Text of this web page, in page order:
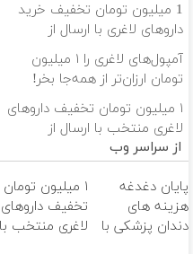
1 میلیون تومان تخفیف خرید
داروهای لاغری با ارسال از
داروخانه و پک یخ!
آمپول‌های لاغری را ۱ میلیون
تومان ارزان‌تر از همه‌جا بخر!
۱ میلیون تومان تخفیف داروهای
لاغری منتخب با ارسال از
داروخانه نزدیکت
از سراسر وب
پایان دغدغه
هزینه های
دندان پزشکی با
۱ میلیون تومان
تخفیف داروهای
لاغری منتخب با